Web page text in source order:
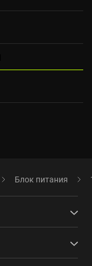
Блок питания